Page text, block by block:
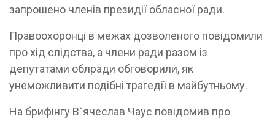
запрошено членів президії обласної ради.
Правоохоронці в межах дозволеного повідомили
про хід слідства, а члени ради разом із
депутатами облради обговорили, як
унеможливити подібні трагедії в майбутньому.
На брифінгу В`ячеслав Чаус повідомив про